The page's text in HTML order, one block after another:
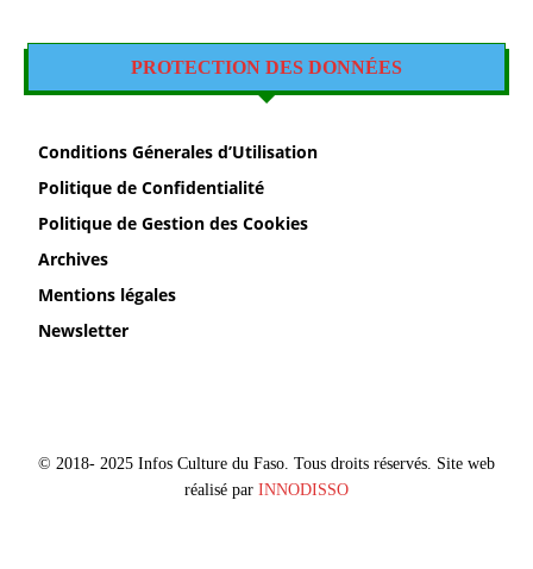
PROTECTION DES DONNÉES
Conditions Génerales d’Utilisation
Politique de Confidentialité
Politique de Gestion des Cookies
Archives
Mentions légales
Newsletter
© 2018- 2025 Infos Culture du Faso. Tous droits réservés. Site web
réalisé par INNODISSO